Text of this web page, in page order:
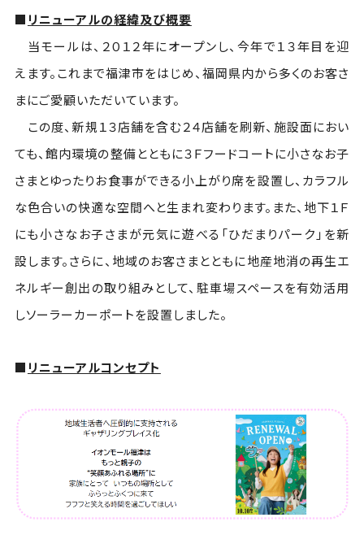
■ リニューアルの経緯及び概要
当モールは、２０１２年にオープンし、今年で１３年目を迎
えます。これまで福津市をはじめ、福岡県内から多くのお客さ
まにご愛顧いただいています。
この度、新規１３店舗を含む２４店舗を刷新、施設面におい
ても、館内環境の整備とともに３Ｆフードコートに小さなお子
さまとゆったりお食事ができる小上がり席を設置し、カラフル
な色合いの快適な空間へと生まれ変わります。また、地下１Ｆ
にも小さなお子さまが元気に遊べる「ひだまりパーク」を新
設します。さらに、地域のお客さまとともに地産地消の再生エ
ネルギー創出の取り組みとして、駐車場スペースを有効活用
しソーラーカーポートを設置しました。
■ リニューアルコンセプト